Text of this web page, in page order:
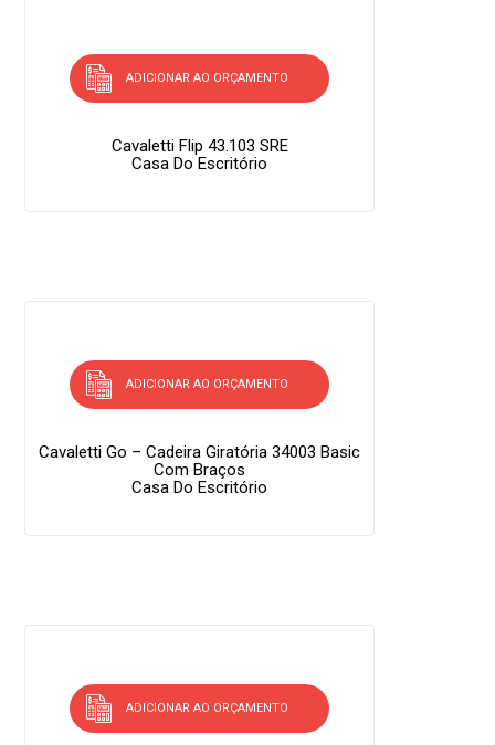
ADICIONAR AO ORÇAMENTO
Cavaletti Flip 43.103 SRE
Casa Do Escritório
ADICIONAR AO ORÇAMENTO
Cavaletti Go – Cadeira Giratória 34003 Basic
Com Braços
Casa Do Escritório
ADICIONAR AO ORÇAMENTO